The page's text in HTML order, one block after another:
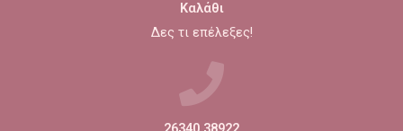
Καλάθι
Δες τι επέλεξες!